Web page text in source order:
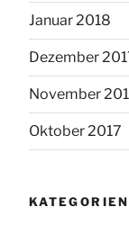
Januar 2018
Dezember
November
Oktober 2017
KATEGORIEN